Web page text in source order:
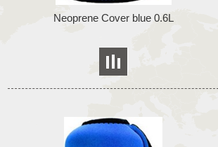
Neoprene Cover blue 0.6L